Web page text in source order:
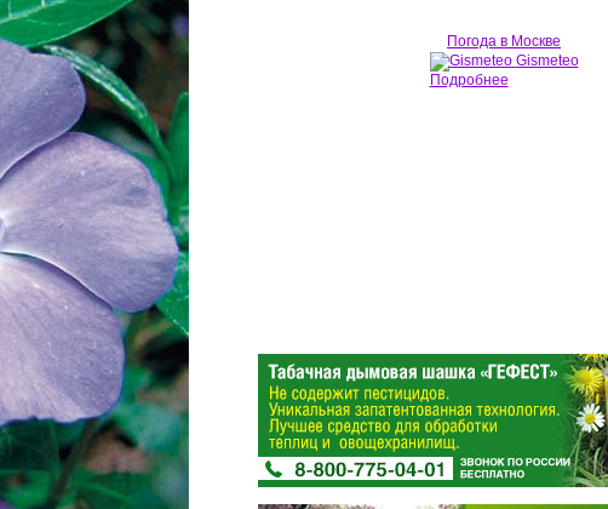
Погода в Москве
Gismeteo
Подробнее